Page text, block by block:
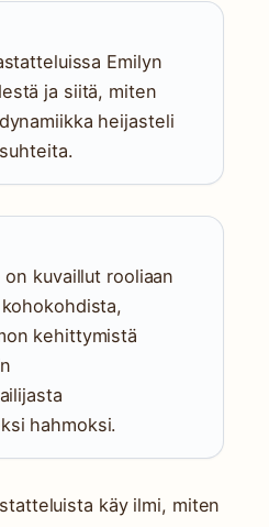
Emilyn
ja siitä, miten
heijasteli
kuvaillut rooliaan
kehittymistä
hahmoksi.
käy ilmi, miten